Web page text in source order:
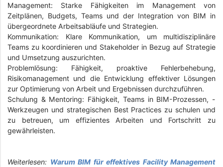
Management: Starke Fähigkeiten im Management von
Zeitplänen, Budgets, Teams und der Integration von BIM in
übergeordnete Arbeitsabläufe und Strategien.
Kommunikation: Klare Kommunikation, um multidisziplinäre
Teams zu koordinieren und Stakeholder in Bezug auf Strategie
und Umsetzung auszurichten.
Problemlösung: Fähigkeit, proaktive Fehlerbehebung,
Risikomanagement und die Entwicklung effektiver Lösungen
zur Optimierung von Arbeit und Ergebnissen durchzuführen.
Schulung & Mentoring: Fähigkeit, Teams in BIM-Prozessen, -
Werkzeugen und strategischen Best Practices zu schulen und
zu betreuen, um effizientes Arbeiten und Fortschritt zu
gewährleisten.
Weiterlesen: Warum BIM für effektives Facility Management